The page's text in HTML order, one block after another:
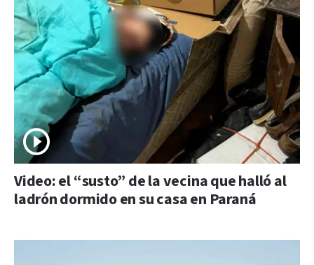
Video: el “susto” de la vecina que halló al
ladrón dormido en su casa en Paraná